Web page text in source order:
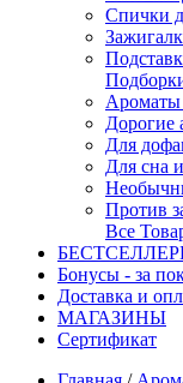
Спички
Ароматы
Дорогие
Для
Для сна
Против
Все
Бонусы - за
Доставка и
МАГАЗИНЫ
Cертификат